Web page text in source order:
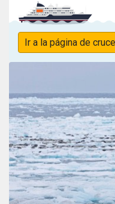
Ir a la página de